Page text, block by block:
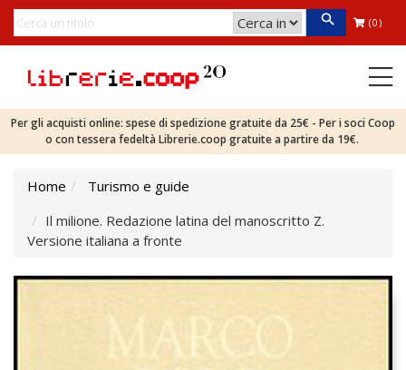
(0)
Per gli acquisti online: spese di spedizione gratuite da 25€ - Per i soci Coop
o con tessera fedeltà Librerie.coop gratuite a partire da 19€.
Home
Turismo e guide
Il milione. Redazione latina del manoscritto Z.
Versione italiana a fronte